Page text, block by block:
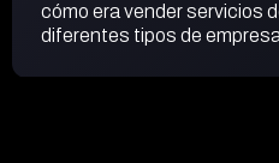
cómo era vender servicios
diferentes tipos de